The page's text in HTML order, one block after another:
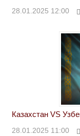
28.01.2025 12:00
Казахстан VS
28.01.2025 11:00